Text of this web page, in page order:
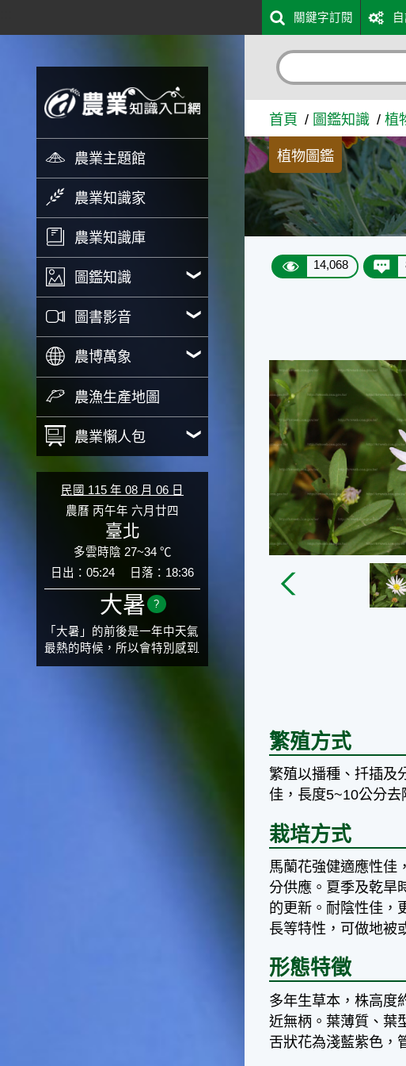
馬蘭花 - 農業知識入口網
農業主題館
農業知識家
農業知識庫
圖鑑知識
圖書影音
農博萬象
農漁生產地圖
農業懶人包
民國 115 年 08 月 06 日
農曆 丙午年 六月廿四
臺北
多雲時陰 27~34 ℃
日出：05:24
日落：18:36
大暑 ?
「大暑」的前後是一年中天氣
最熱的時候，所以會特別感到
氣候炙熱難耐。有句俗話「小
關鍵字訂閱
首頁 圖鑑知識 植
植物圖鑑
14,068
繁殖方式
繁殖以播種、扦插及
佳，長度5~10公分
栽培方式
馬蘭花強健適應性佳
分供應。夏季及乾旱
的更新。耐陰性佳，
長等特性，可做地被
形態特徵
多年生草本，株高度
近無柄。葉薄質、葉
舌狀花為淺藍紫色，